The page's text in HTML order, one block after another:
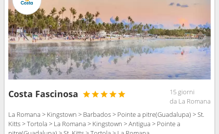
Costa Fascinosa
15 giorni
da La Romana
La Romana > Kingstown > Barbados > Pointe a pitre(Guadalupa) > St.
Kitts > Tortola > La Romana > Kingstown > Antigua > Pointe a